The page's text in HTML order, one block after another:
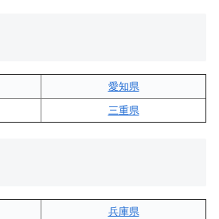
愛知県
三重県
兵庫県